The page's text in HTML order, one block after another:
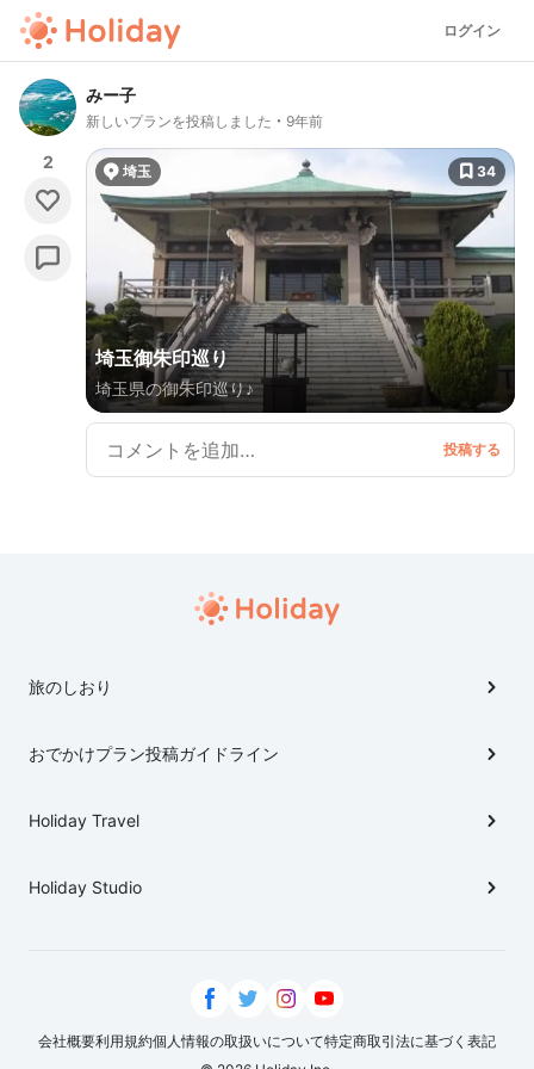
ログイン
みー子
新しいプランを投稿しました 9年前
2 埼玉 34
埼玉御朱印巡り
埼玉県の御朱印巡り♪
旅のしおり
おでかけプラン投稿ガイドライン
Holiday Travel
Holiday Studio
会社概要利用規約個人情報の取扱いについて特定商取引法に基づく表記